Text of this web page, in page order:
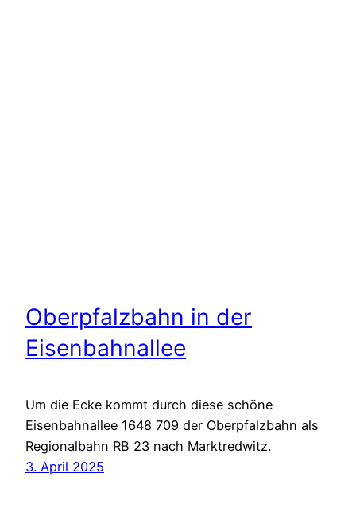
Oberpfalzbahn in der
Eisenbahnallee
Um die Ecke kommt durch diese schöne
Eisenbahnallee 1648 709 der Oberpfalzbahn als
Regionalbahn RB 23 nach Marktredwitz.
3. April 2025